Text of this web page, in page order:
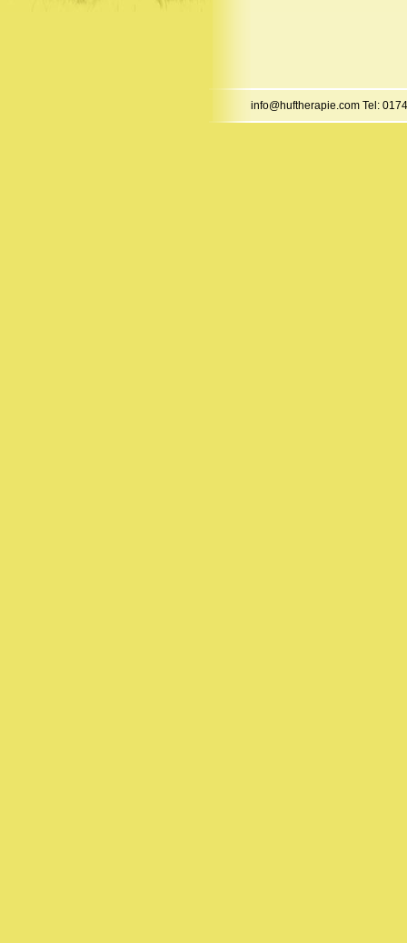
info@huftherapie.com Tel: